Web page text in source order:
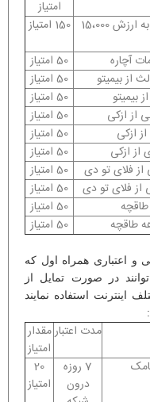
امتیاز
بازدید باغ ملی گیاه شناسی برای یک نفر به ارزش 15،000
150 امتیاز
50 امتیاز
50 امتیاز
50 امتیاز
50 امتیاز
50 امتیاز
50 امتیاز
50 امتیاز
50 امتیاز
50 امتیاز
50 امتیاز
و اعتباری همراه اول که
در صورت تمایل از
اینترنت استفاده نمایند
مدت اعتبارمقدار
امتیاز
7 روزه
درون
20
امتیاز